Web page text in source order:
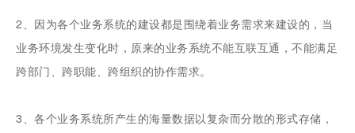
2、因为各个业务系统的建设都是围绕着业务需求来建设的，当
业务环境发生变化时，原来的业务系统不能互联互通，不能满足
跨部门、跨职能、跨组织的协作需求。
3、各个业务系统所产生的海量数据以复杂而分散的形式存储，